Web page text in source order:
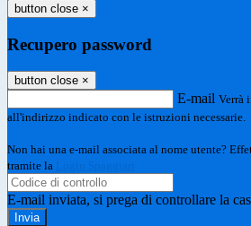
button close ×
Recupero password
button close ×
E-mail Verrà
all'indirizzo indicato con le istruzioni necessarie.
Non hai una e-mail associata al nome utente?
tramite la
Login Spaggiari
E-mail inviata, si prega di controllare la